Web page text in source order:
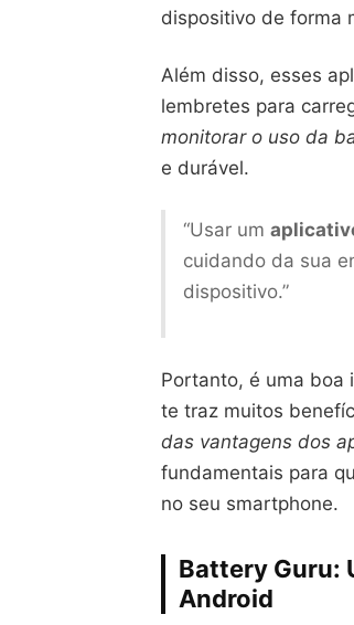
dispositivo de forma
Além disso, esses
lembretes para
monitorar o uso da
e durável.
“Usar um
cuidando da sua
dispositivo.”
Portanto, é uma boa
te traz muitos
das vantagens dos
fundamentais para
no seu smartphone.
Battery Guru:
Android